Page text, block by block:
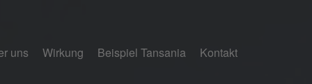
uns Wirkung Beispiel Tansania Kontakt